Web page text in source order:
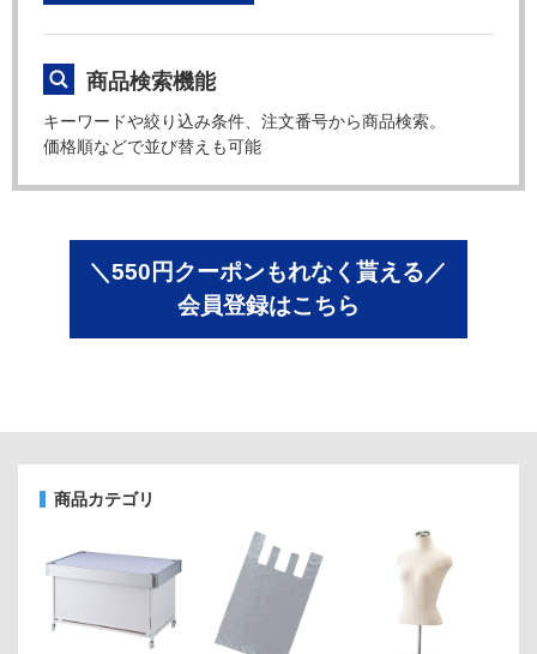
商品検索機能
キーワードや絞り込み条件、注文番号から商品検索。
価格順などで並び替えも可能
＼550円クーポンもれなく貰える／
会員登録はこちら
商品カテゴリ